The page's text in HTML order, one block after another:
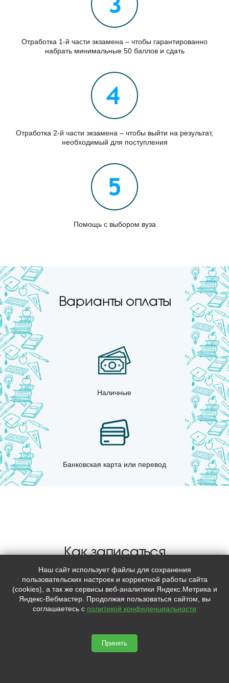
Отработка 1-й части экзамена – чтобы гарантированно
набрать минимальные 50 баллов и сдать
Отработка 2-й части экзамена – чтобы выйти на результат,
необходимый для поступления
Помощь с выбором вуза
Варианты оплаты
Наличные
Банковская карта или перевод
Как записаться
телефону
Наш сайт использует файлы для сохранения
пользовательских настроек и корректной работы сайта
(cookies), а так же сервисы веб-аналитики Яндекс.Метрика и
Яндекс-Вебмастер. Продолжая пользоваться сайтом, вы
соглашаетесь с политикой конфиденциальности
Принять